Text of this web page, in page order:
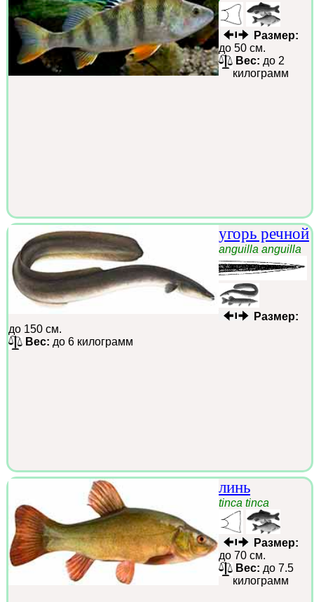
Размер:
до 50 см.
Вес: до 2
килограмм
угорь речной
anguilla anguilla
Размер:
до 150 см.
Вес: до 6 килограмм
линь
tinca tinca
Размер:
до 70 см.
Вес: до 7.5
килограмм